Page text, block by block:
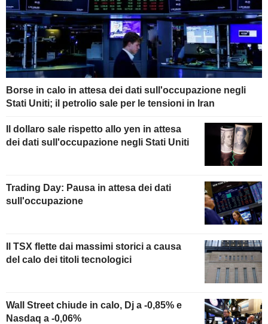
Borse in calo in attesa dei dati sull'occupazione negli
Stati Uniti; il petrolio sale per le tensioni in Iran
Il dollaro sale rispetto allo yen in attesa
dei dati sull'occupazione negli Stati Uniti
Trading Day: Pausa in attesa dei dati
sull'occupazione
Il TSX flette dai massimi storici a causa
del calo dei titoli tecnologici
Wall Street chiude in calo, Dj a -0,85% e
Nasdaq a -0,06%